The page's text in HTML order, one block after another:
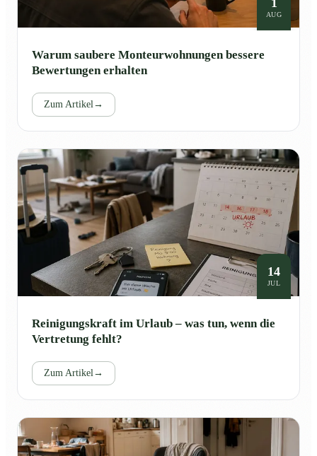
1
AUG
Warum saubere Monteurwohnungen bessere
Bewertungen erhalten
Zum Artikel →
14
JUL
Reinigungskraft im Urlaub – was tun, wenn die
Vertretung fehlt?
Zum Artikel →